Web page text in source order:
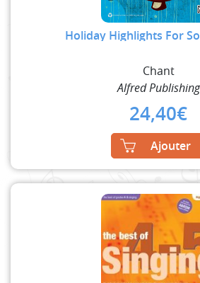
Holiday Highlights For
Chant
Alfred Publishing
24,40€
Ajouter